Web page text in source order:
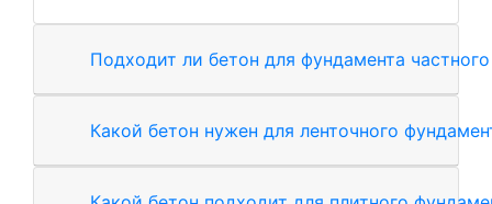
Подходит ли бетон для фундамента
Какой бетон нужен для ленточного